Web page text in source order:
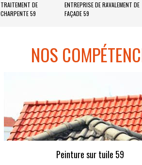
TRAITEMENT DE
CHARPENTE 59
ENTREPRISE DE RAVALEMENT DE
FAÇADE 59
NOS
Peinture sur tuile 59